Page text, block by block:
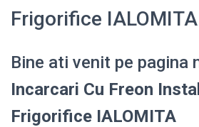
Frigorifice IALOMITA
Bine ati venit pe pagina
Incarcari Cu Freon
Frigorifice IALOMITA